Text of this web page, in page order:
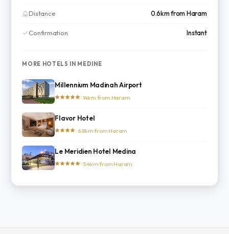
Distance 0.6km from Haram
Confirmation Instant
MORE HOTELS IN MEDINE
Millennium Madinah Airport
· 14km from Haram
Flavor Hotel
· 6.8km from Haram
Le Meridien Hotel Medina
· 5.4km from Haram